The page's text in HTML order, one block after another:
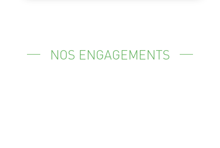
NOS ENGAGEMENTS